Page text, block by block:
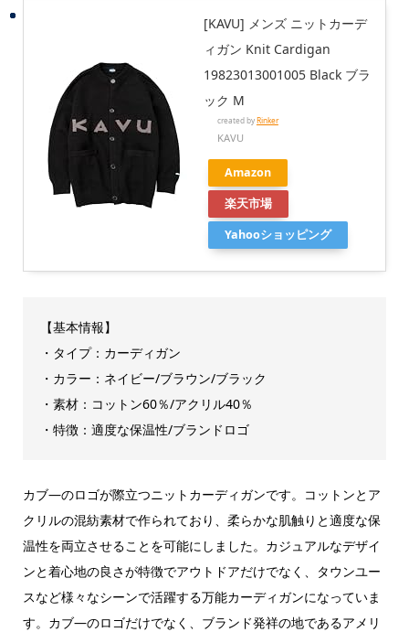
[KAVU] メンズ ニットカーデ
ィガン Knit Cardigan
19823013001005 Black ブラ
ック M
created byRinker
KAVU
Amazon
楽天市場
Yahooショッピング
【基本情報】
・タイプ：カーディガン
・カラー：ネイビー/ブラウン/ブラック
・素材：コットン60％/アクリル40％
・特徴：適度な保温性/ブランドロゴ
カブ―のロゴが際立つニットカーディガンです。コットンとア
クリルの混紡素材で作られており、柔らかな肌触りと適度な保
温性を両立させることを可能にしました。カジュアルなデザイ
ンと着心地の良さが特徴でアウトドアだけでなく、タウンユー
スなど様々なシーンで活躍する万能カーディガンになっていま
す。カブ―のロゴだけでなく、ブランド発祥の地であるアメリ